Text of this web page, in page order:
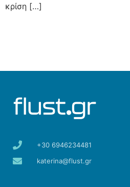
κρίση […]
+30 6946234481
katerina@flust.gr